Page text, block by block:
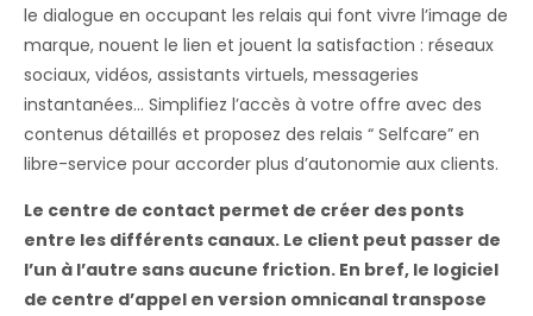
le dialogue en occupant les relais qui font vivre l’image de
marque, nouent le lien et jouent la satisfaction : réseaux
sociaux, vidéos, assistants virtuels, messageries
instantanées… Simplifiez l’accès à votre offre avec des
contenus détaillés et proposez des relais “ Selfcare” en
libre-service pour accorder plus d’autonomie aux clients.
Le centre de contact permet de créer des ponts
entre les différents canaux. Le client peut passer de
l’un à l’autre sans aucune friction. En bref, le logiciel
de centre d’appel en version omnicanal transpose